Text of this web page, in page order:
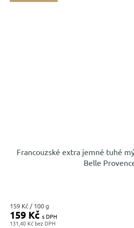
Francouzské extra jemné tuhé
Belle
131,40 Kč
159 Kč
Měrná
cena:
159 Kč / 100 g